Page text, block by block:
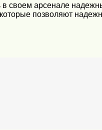
своем арсенале
позволяют